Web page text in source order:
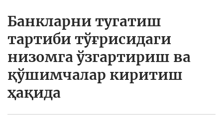
Банкларни тугатиш
тартиби тўғрисидаги
низомга ўзгартириш ва
қўшимчалар киритиш
ҳақида